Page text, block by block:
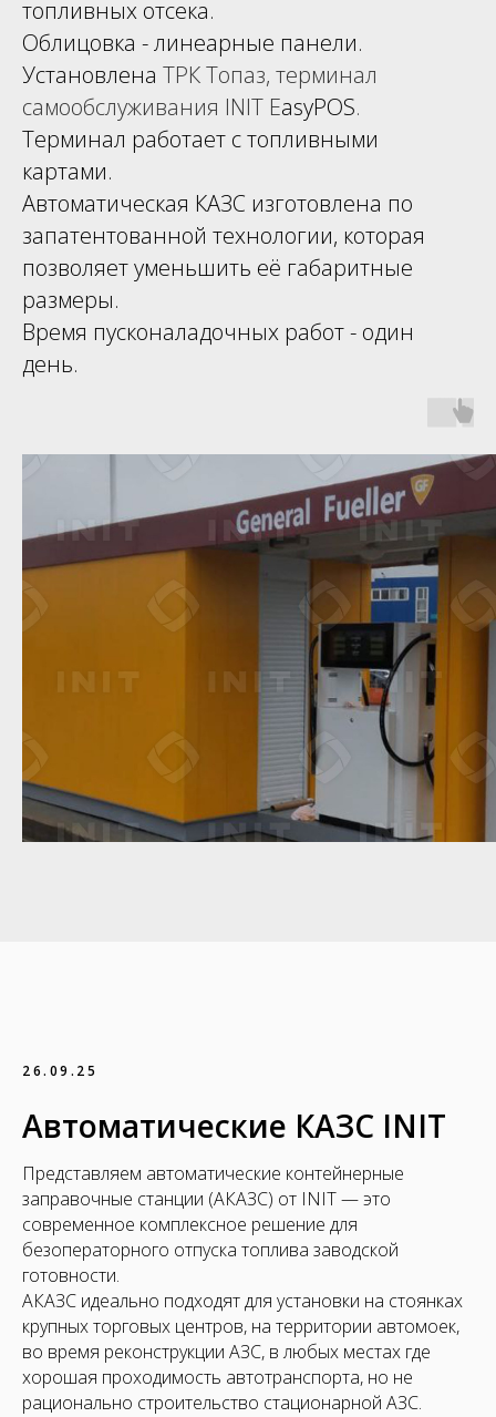
топливных отсека.
Облицовка - линеарные панели.
Установлена ТРКТопаз, терминал
самообслуживания INIT EasyPOS.
Терминал работает с топливными
картами.
Автоматическая КАЗС изготовлена по
запатентованной технологии, которая
позволяет уменьшить её габаритные
размеры.
Время пусконаладочных работ - один
день.
26.09.25
Автоматические КАЗС INIT
Представляем автоматические контейнерные
заправочные станции (АКАЗС) от INIT — это
современное комплексное решение для
безоператорного отпуска топлива заводской
готовности.
АКАЗС идеально подходят для установки на стоянках
крупных торговых центров, на территории автомоек,
во время реконструкции АЗС, в любых местах где
хорошая проходимость автотранспорта, но не
рационально строительство стационарной АЗС.